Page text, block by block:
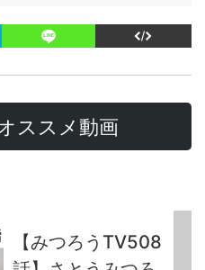
ススメ動画
【みつろうTV508